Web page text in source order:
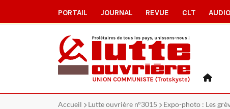
PORTAIL JOURNAL REVUE CLT
Accueil Lutte ouvrière n°3015 Expo-photo : Les